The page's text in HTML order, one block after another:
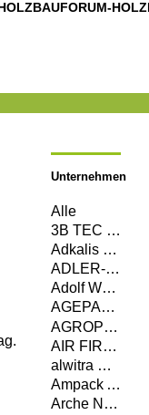
FORUM-
Unternehmen
Alle
3B TEC MagnumBoard GmbH
Adkalis Groupe Berkem
ADLER-Werk Lackfabrik Johann Berghofer GmbH & Co KG
Adolf Würth GmbH & Co. KG
AGEPAN SYSTEM c/o Sonae Arauco Deutschland GmbH
AGROP NOVA a. s.
AIR FIRE TECH Brandschutzsysteme GmbH
alwitra GmbH
Ampack AG
Arche Naturhaus GmbH